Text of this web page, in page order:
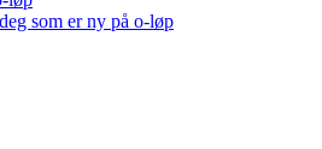
som er ny på o-løp